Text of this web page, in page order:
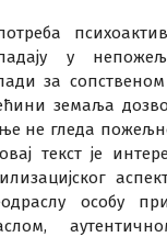
у
за
земаља
не гледа
текст је
особу